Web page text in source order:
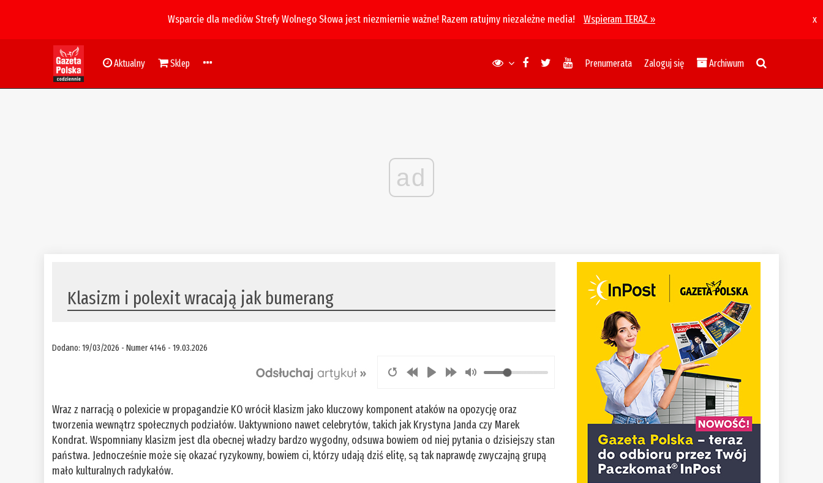
Wsparcie dla mediów Strefy Wolnego Słowa jest niezmiernie ważne! Razem ratujmy niezależne media! Wspieram TERAZ » x
Aktualny Sklep Prenumerata Zaloguj się Archiwum
ad
Klasizm i polexit wracają jak bumerang
Dodano: 19/03/2026 - Numer 4146 - 19.03.2026
Wraz z narracją o polexicie w propagandzie KO wrócił klasizm jako kluczowy komponent ataków na opozycję oraz
tworzenia wewnątrz społecznych podziałów. Uaktywniono nawet celebrytów, takich jak Krystyna Janda czy Marek
Kondrat. Wspomniany klasizm jest dla obecnej władzy bardzo wygodny, odsuwa bowiem od niej pytania o dzisiejszy stan
państwa. Jednocześnie może się okazać ryzykowny, bowiem ci, którzy udają dziś elitę, są tak naprawdę zwyczajną grupą
mało kulturalnych radykałów.